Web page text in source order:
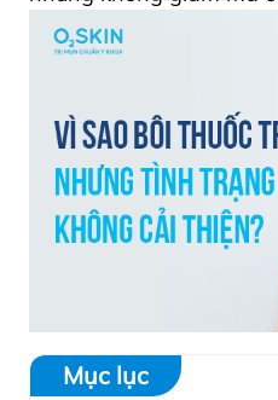
Mục lục